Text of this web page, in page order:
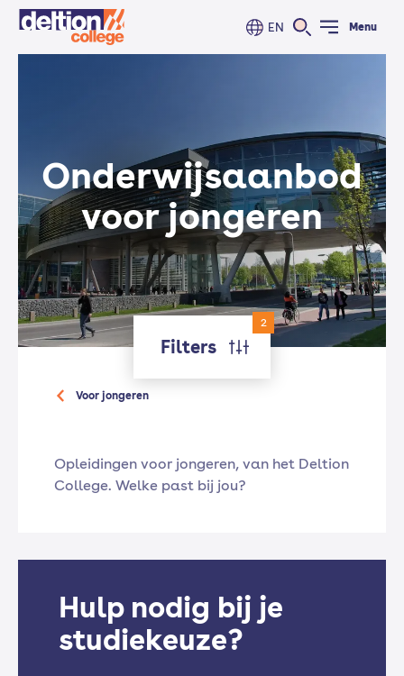
EN Menu
Onderwijs­aanbod
voor jongeren
Filters
2
Voor jongeren
Opleidingen voor jongeren, van het Deltion
College. Welke past bij jou?
Hulp nodig bij je
studiekeuze?